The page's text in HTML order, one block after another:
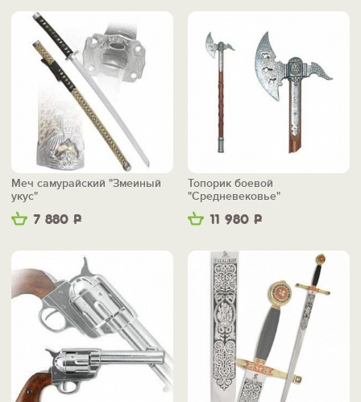
7 880 Р
Меч самурайский "Змеиный
укус"
11 980 Р
Топорик боевой
"Средневековье"